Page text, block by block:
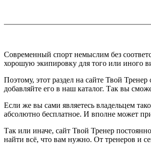
Современный спорт немыслим без
хорошую экипировку для того или иного
Поэтому, этот раздел на сайте Твой
добавляйте его в наш каталог. Так вы
Если же вы сами являетесь владельцем
абсолютно бесплатное. И вполне может
Так или иначе, сайт Твой Тренер
найти всё, что вам нужно. От тренеров и